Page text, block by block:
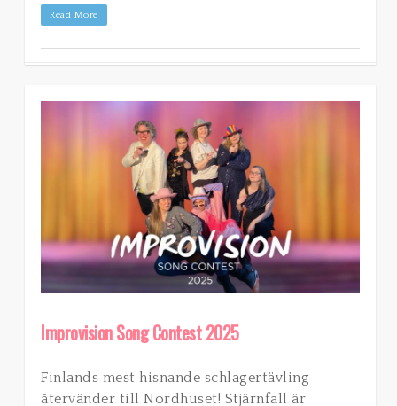
Read More
Improvision Song Contest 2025
Finlands mest hisnande schlagertävling
återvänder till Nordhuset! Stjärnfall är